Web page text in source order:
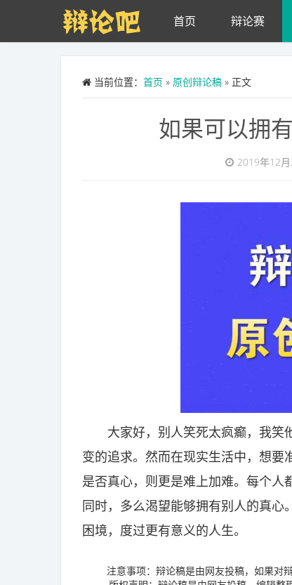
Skip to main content
首页 辩论赛
当前位置： 首页 » 原创辩论稿 » 正文
如果可以拥
2019年12
大家好，别人笑死太疯癫，我笑
变的追求。然而在现实生活中，想
是否真心，则更是难上加难。每个
同时，多么渴望能够拥有别人的真
困境，度过更有意义的人生。
注意事项：辩论稿是由网友投稿，如果对